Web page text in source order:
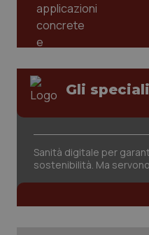
Salute orale &
Sangue &
Tiroide
Tumore ovarico
Tumori del
Gli speciali
Sanità digitale per
sostenibilità. Ma
funzionare
Nome